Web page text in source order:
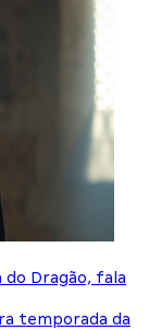
do Dragão, fala
temporada da